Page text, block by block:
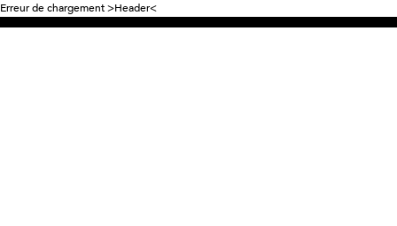
Erreur de chargement >Header<